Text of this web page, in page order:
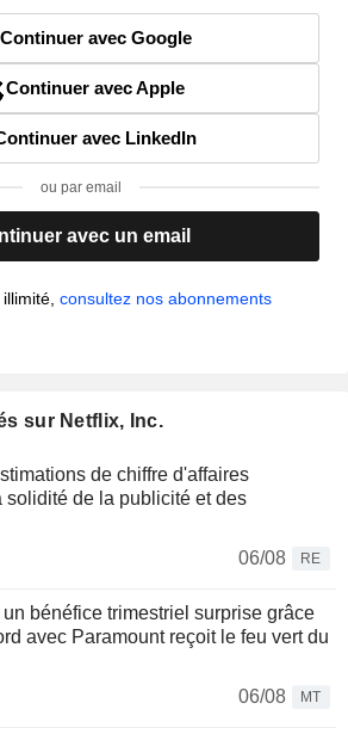
Continuer avec Google
Continuer avec Apple
avec LinkedIn
ou par email
avec un email
consultez nos abonnements
sur Netflix, Inc.
de chiffre d'affaires
solidité de la publicité et des
06/08
RE
bénéfice trimestriel surprise grâce
avec Paramount reçoit le feu vert du
06/08
MT